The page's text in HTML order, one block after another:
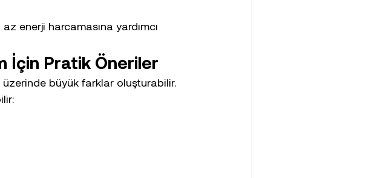
enerji harcamasına yardımcı
İçin Pratik Öneriler
üzerinde büyük farklar oluşturabilir.